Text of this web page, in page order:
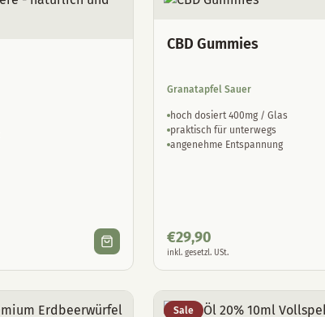
CBD Gummies
Granatapfel Sauer
hoch dosiert 400mg / Glas
praktisch für unterwegs
angenehme Entspannung
€29,90
inkl. gesetzl. USt.
Sale